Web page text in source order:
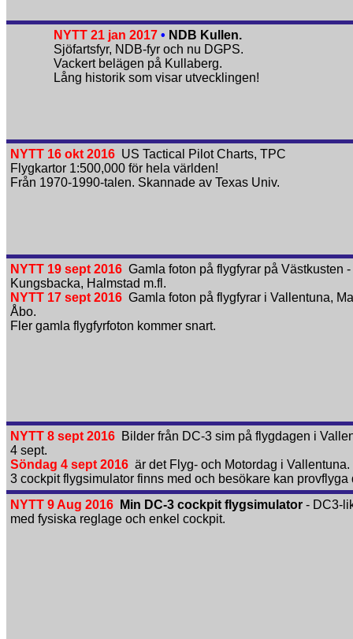
NYTT 21 jan 2017 • NDB Kullen.
Sjöfartsfyr, NDB-fyr och nu DGPS.
Vackert belägen på Kullaberg.
Lång historik som visar utvecklingen!
NYTT 16 okt 2016 US Tactical Pilot Charts, TPC
Flygkartor 1:500,000 för hela världen!
Från 1970-1990-talen. Skannade av Texas Univ.
NYTT 19 sept 2016 Gamla foton på flygfyrar på Västkusten -
Kungsbacka, Halmstad m.fl.
NYTT 17 sept 2016 Gamla foton på flygfyrar i Vallentuna,
Åbo.
Fler gamla flygfyrfoton kommer snart.
NYTT 8 sept 2016 Bilder från DC-3 sim på flygdagen i
4 sept.
Söndag 4 sept 2016 är det Flyg- och Motordag i
3 cockpit flyg­simulator finns med och besökare kan provflyga
NYTT 9 Aug 2016
Min DC-3 cockpit flyg­simulator - DC3-
med fysiska reglage och enkel cockpit.